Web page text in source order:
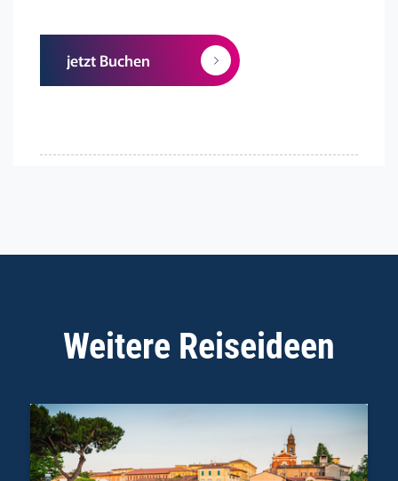
jetzt Buchen
Weitere Reiseideen